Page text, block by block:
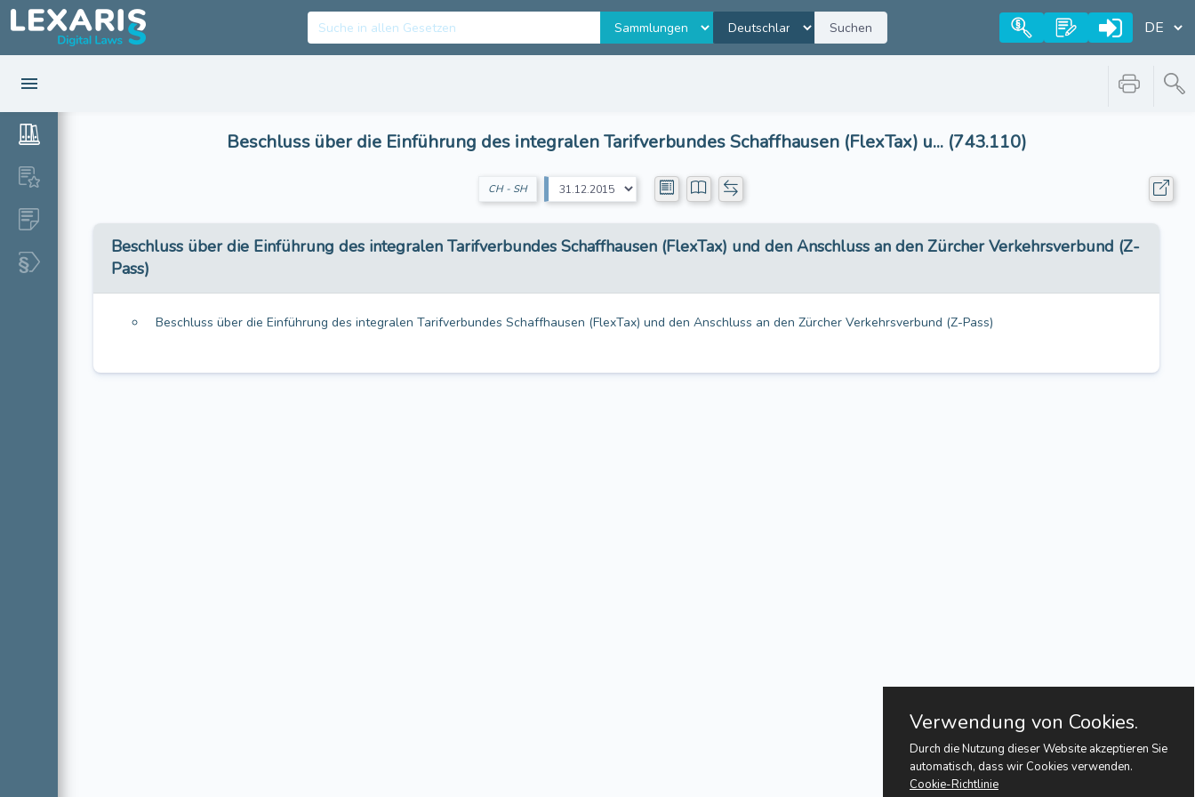
Suchen
Beschluss über die Einführung des integralen Tarifverbundes Schaffhausen (FlexTax) u... (743.110)
CH - SH
Beschluss über die Einführung des integralen Tarifverbundes Schaffhausen (FlexTax) und den Anschluss an den Zürcher Verkehrsverbund (Z-
Pass)
Beschluss über die Einführung des integralen Tarifverbundes Schaffhausen (FlexTax) und den Anschluss an den Zürcher Verkehrsverbund (Z-Pass)
Verwendung von Cookies.
Durch die Nutzung dieser Website akzeptieren Sie
automatisch, dass wir Cookies verwenden.
Cookie-Richtlinie